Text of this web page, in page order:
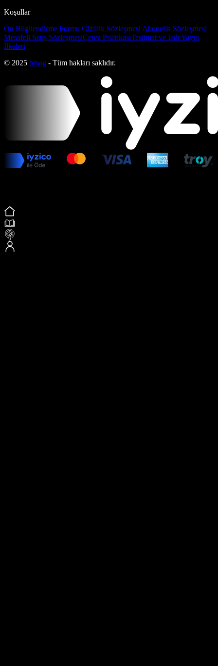
Koşullar
Ön Bilgilendirme Formu Gizlilik Sözleşmesi Abonelik Sözleşmesi
Mesafeli Satış SözleşmesiÇerez PolitikasıTeslimat ve İadeYayın
İlkeleri
© 2025 bmag - Tüm hakları saklıdır.